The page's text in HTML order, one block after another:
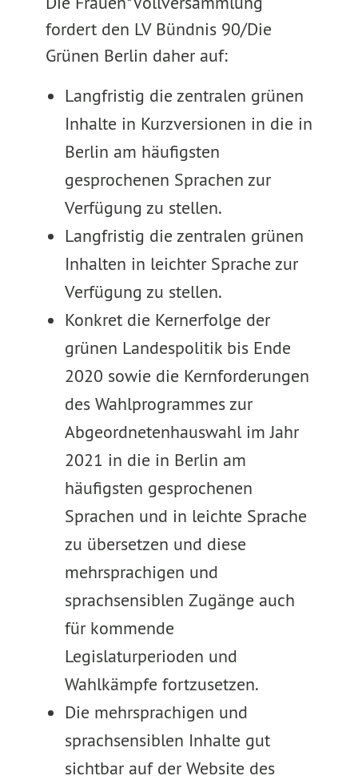
fordert den LV Bündnis 90/Die
Grünen Berlin daher auf:
Langfristig die zentralen grünen
Inhalte in Kurzversionen in die in
Berlin am häufigsten
gesprochenen Sprachen zur
Verfügung zu stellen.
Langfristig die zentralen grünen
Inhalten in leichter Sprache zur
Verfügung zu stellen.
Konkret die Kernerfolge der
grünen Landespolitik bis Ende
2020 sowie die Kernforderungen
des Wahlprogrammes zur
Abgeordnetenhauswahl im Jahr
2021 in die in Berlin am
häufigsten gesprochenen
Sprachen und in leichte Sprache
zu übersetzen und diese
mehrsprachigen und
sprachsensiblen Zugänge auch
für kommende
Legislaturperioden und
Wahlkämpfe fortzusetzen.
Die mehrsprachigen und
sprachsensiblen Inhalte gut
sichtbar auf der Website des